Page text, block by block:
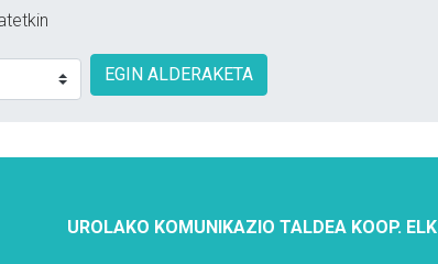
EGIN ALDERAKETA
UROLAKO KOMUNIKAZIO TALDEA KOOP. ELK